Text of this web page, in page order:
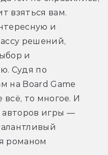
взяться вам.
и
решений,
и
Судя по
на Board Game
всё, то многое. И
авторов игры —
романом